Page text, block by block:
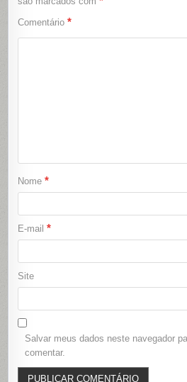
Comentário*
Nome*
E-mail*
Site
Salvar meus dados neste navegador
comentar.